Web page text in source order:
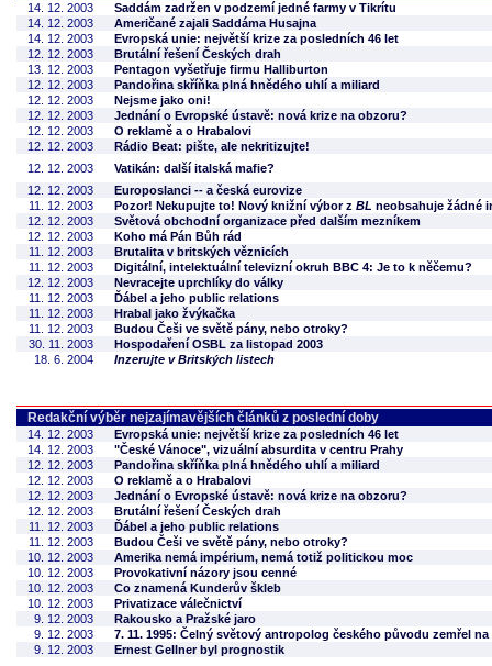
14. 12. 2003
Saddám zadržen v podzemí jedné farmy v Tikrítu
14. 12. 2003
Američané zajali Saddáma Husajna
14. 12. 2003
Evropská unie: největší krize za posledních 46 let
12. 12. 2003
Brutální řešení Českých drah
13. 12. 2003
Pentagon vyšetřuje firmu Halliburton
12. 12. 2003
Pandořina skříňka plná hnědého uhlí a miliard
12. 12. 2003
Nejsme jako oni!
12. 12. 2003
Jednání o Evropské ústavě: nová krize na obzoru?
12. 12. 2003
O reklamě a o Hrabalovi
12. 12. 2003
Rádio Beat: pište, ale nekritizujte!
12. 12. 2003
Vatikán: další italská mafie?
12. 12. 2003
Europoslanci -- a česká eurovize
11. 12. 2003
Pozor! Nekupujte to! Nový knižní výbor z BL neobsahuje žádné
12. 12. 2003
Světová obchodní organizace před dalším mezníkem
12. 12. 2003
Koho má Pán Bůh rád
11. 12. 2003
Brutalita v britských věznicích
11. 12. 2003
Digitální, intelektuální televizní okruh BBC 4: Je to k něčemu?
12. 12. 2003
Nevracejte uprchlíky do války
11. 12. 2003
Ďábel a jeho public relations
11. 12. 2003
Hrabal jako žvýkačka
11. 12. 2003
Budou Češi ve světě pány, nebo otroky?
30. 11. 2003
Hospodaření OSBL za listopad 2003
18. 6. 2004
Inzerujte v Britských listech
Redakční výběr nejzajímavějších článků z poslední doby
14. 12. 2003
Evropská unie: největší krize za posledních 46 let
14. 12. 2003
"České Vánoce", vizuální absurdita v centru Prahy
12. 12. 2003
Pandořina skříňka plná hnědého uhlí a miliard
12. 12. 2003
O reklamě a o Hrabalovi
12. 12. 2003
Jednání o Evropské ústavě: nová krize na obzoru?
12. 12. 2003
Brutální řešení Českých drah
11. 12. 2003
Ďábel a jeho public relations
11. 12. 2003
Budou Češi ve světě pány, nebo otroky?
10. 12. 2003
Amerika nemá impérium, nemá totiž politickou moc
10. 12. 2003
Provokativní názory jsou cenné
10. 12. 2003
Co znamená Kunderův škleb
10. 12. 2003
Privatizace válečnictví
9. 12. 2003
Rakousko a Pražské jaro
9. 12. 2003
7. 11. 1995: Čelný světový antropolog českého původu zemřel
9. 12. 2003
Ernest Gellner byl prognostik